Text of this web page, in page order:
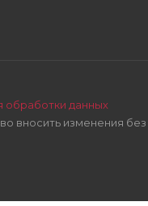
обработки данных
вносить изменения